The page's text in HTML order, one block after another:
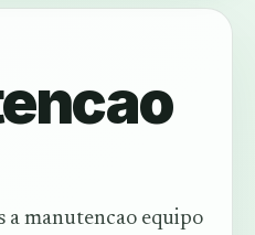
a manutencao equipo